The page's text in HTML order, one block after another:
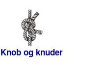
Knob og knuder